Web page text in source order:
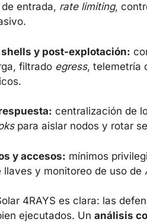
entrada, rate limiting,
shells y post-explotación:
filtrado egress, telemetría
centralización de
para aislar nodos y rotar
y accesos: mínimos
y monitoreo de uso de
4RAYS es clara: las
ejecutados. Un análisis